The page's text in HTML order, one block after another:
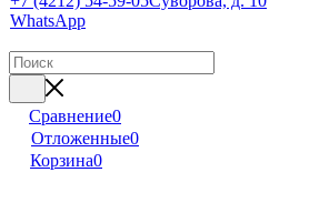
WhatsApp
Сравнение0
Отложенные0
Корзина0